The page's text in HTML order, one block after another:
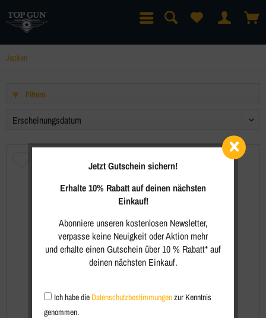
Jacken
Filtern
Top Gun® 20212520
Jetzt Gutschein sichern!
Erhalte 10% Rabatt auf deinen nächsten
Einkauf!
Abonniere unseren kostenlosen Newsletter,
verpasse keine Neuigkeit oder Aktion mehr
und erhalte einen Gutschein über 10 % Rabatt* auf
deinen nächsten Einkauf.
Ich habe die Datenschutzbestimmungenzur Kenntnis
genommen.